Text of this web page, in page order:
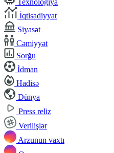
Texnologiya
İqtisadiyyat
Siyasət
Cəmiyyət
Sorğu
İdman
Hadisə
Dünya
Press reliz
Verilişlər
Arzunun vaxtı